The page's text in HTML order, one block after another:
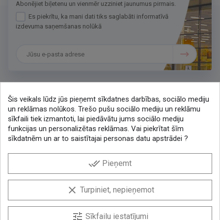
Abonējiet biļetenu un vienmēr uzziniet jaunumus pirmais.
Es piekrītu, ka mani dati tiks saglabāti informatīvā
izdevuma saņemšanas nolūkā
Sazināsimies
+371 286 48078
lytagra@lytagra.lv
Facebook YouTubeInstagram
Šis veikals lūdz jūs pieņemt sīkdatnes darbības, sociālo mediju
un reklāmas nolūkos. Trešo pušu sociālo mediju un reklāmu
sīkfaili tiek izmantoti, lai piedāvātu jums sociālo mediju
funkcijas un personalizētas reklāmas. Vai piekrītat šīm
sīkdatnēm un ar to saistītajai personas datu apstrādei ?
done_all Pieņemt
clear Turpiniet, nepieņemot
tune Sīkfailu iestatījumi